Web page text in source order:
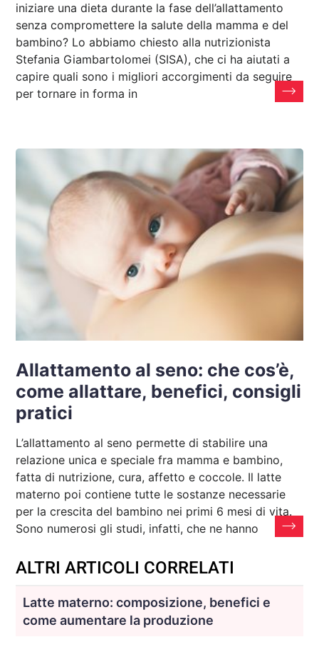
iniziare una dieta durante la fase dell’allattamento
senza compromettere la salute della mamma e del
bambino? Lo abbiamo chiesto alla nutrizionista
Stefania Giambartolomei (SISA), che ci ha aiutati a
capire quali sono i migliori accorgimenti da seguire
per tornare in forma in
Allattamento al seno: che cos’è,
come allattare, benefici, consigli
pratici
L’allattamento al seno permette di stabilire una
relazione unica e speciale fra mamma e bambino,
fatta di nutrizione, cura, affetto e coccole. Il latte
materno poi contiene tutte le sostanze necessarie
per la crescita del bambino nei primi 6 mesi di vita.
Sono numerosi gli studi, infatti, che ne hanno
ALTRI ARTICOLI CORRELATI
Latte materno: composizione, benefici e
come aumentare la produzione